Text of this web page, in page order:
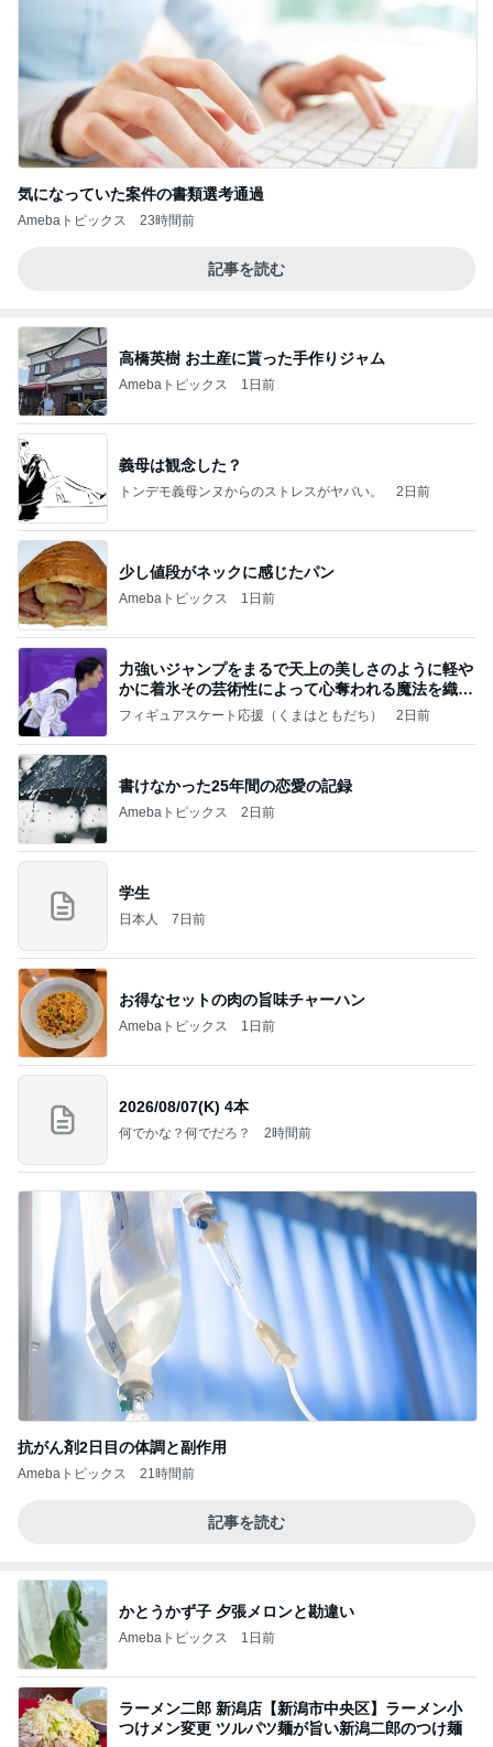
気になっていた案件の書類選考通過
Amebaトピックス 23時間前
記事を読む
高橋英樹 お土産に貰った手作りジャム
Amebaトピックス 1日前
義母は観念した？
トンデモ義母ンヌからのストレスがヤバい。 2日前
少し値段がネックに感じたパン
Amebaトピックス 1日前
力強いジャンプをまるで天上の美しさのように軽や
かに着氷その芸術性によって心奪われる魔法を織り
なす
フィギュアスケート応援（くまはともだち） 2日前
書けなかった25年間の恋愛の記録
Amebaトピックス 2日前
学生
日本人 7日前
お得なセットの肉の旨味チャーハン
Amebaトピックス 1日前
2026/08/07(K) 4本
何でかな？何でだろ？ 2時間前
抗がん剤2日目の体調と副作用
Amebaトピックス 21時間前
記事を読む
かとうかず子 夕張メロンと勘違い
Amebaトピックス 1日前
ラーメン二郎 新潟店【新潟市中央区】ラーメン小
つけメン変更 ツルパツ麺が旨い新潟二郎のつけ麺